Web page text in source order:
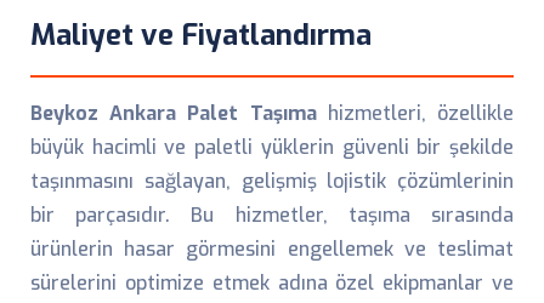
Maliyet ve Fiyatlandırma
Beykoz Ankara Palet Taşımahizmetleri, özellikle
büyük hacimli ve paletli yüklerin güvenli bir şekilde
taşınmasını sağlayan, gelişmiş lojistik çözümlerinin
bir parçasıdır. Bu hizmetler, taşıma sırasında
ürünlerin hasar görmesini engellemek ve teslimat
sürelerini optimize etmek adına özel ekipmanlar ve